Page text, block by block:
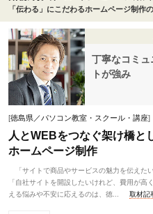
「伝わる」にこだわるホームページ制作
丁寧なコミ
トが強み
[徳島県／パソコン教室・スクール・講座]
人とWEBをつなぐ架け橋と
ホームページ制作
「サイトで商品やサービスの魅力を伝えた
「自社サイトを開設したいけれど、費用が
える悩みや不安に応えるのは、徳...
取材記